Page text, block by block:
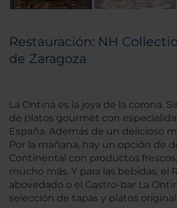
Restauración: NH
de Zaragoza
La Ontina es la joya de la corona.
de platos gourmet con
España. Además de un delicioso
Por la mañana, hay un opción de
Continental con productos
mucho más. Y para las bebidas, el
abovedado o el Gastro-bar La
selección de tapas y platos